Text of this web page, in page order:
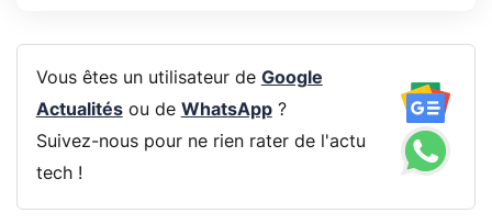
Vous êtes un utilisateur de Google
Actualitésou de WhatsApp?
Suivez-nous pour ne rien rater de l'actu
tech !